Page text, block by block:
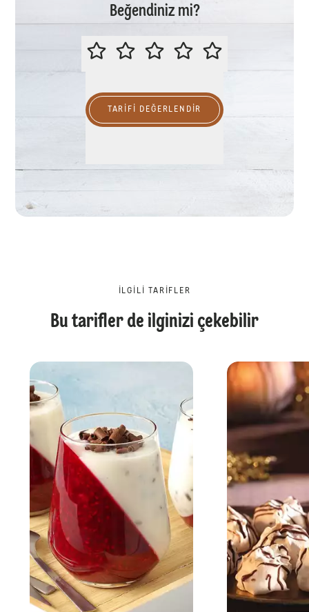
Beğendiniz mi?
LÜTFEN BU TARİFİ
TARIFI DEĞERLENDİR
İLGILI TARIFLER
Bu tarifler de ilginizi çekebilir